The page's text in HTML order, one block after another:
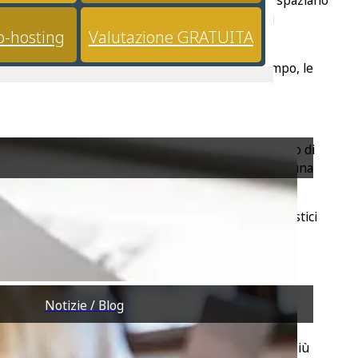
hosting Valutazione GRATUITA
Notizie / Blog
tra acquirenti locali e internazionali, i valori
.
investimento per affitti turistici. Nel frattempo, le
l’iconica Spiaggia del Poetto, un vivace tratto di
scenografica strada che porta a
, una
distanza in auto, offrendo sentieri escursionistici
di avvistare i fenicotteri rosa.
tutti gli ingredienti per un’esperienza di vita
futura.
immobiliare sicuro in una delle zone costiere più